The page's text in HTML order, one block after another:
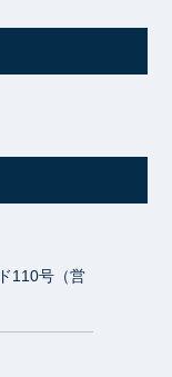
110号（営